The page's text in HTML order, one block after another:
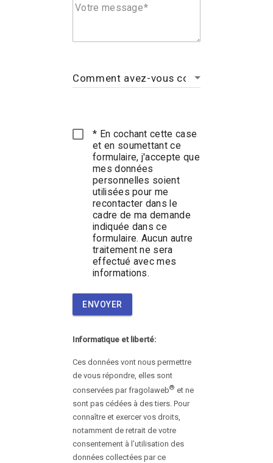
Votre message
* En cochant cette case
et en soumettant ce
formulaire, j'accepte que
mes données
personnelles soient
utilisées pour me
recontacter dans le
cadre de ma demande
indiquée dans ce
formulaire. Aucun autre
traitement ne sera
effectué avec mes
informations.
ENVOYER
Informatique et liberté:
Ces données vont nous permettre
de vous répondre, elles sont
conservées par fragolaweb® et ne
sont pas cédées à des tiers. Pour
connaître et exercer vos droits,
notamment de retrait de votre
consentement à l’utilisation des
données collectées par ce